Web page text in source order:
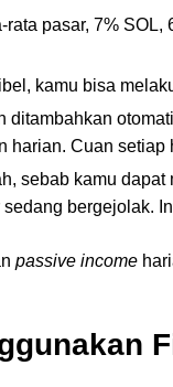
rata pasar, 7%
kamu bisa
ditambahkan
harian. Cuan setiap
sebab kamu
bergejolak.
passive income